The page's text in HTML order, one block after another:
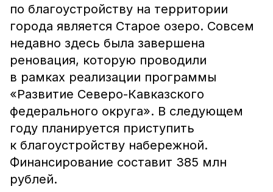
по благоустройству на территории
города является Старое озеро. Совсем
недавно здесь была завершена
реновация, которую проводили
в рамках реализации программы
«Развитие Северо-Кавказского
федерального округа». В следующем
году планируется приступить
к благоустройству набережной.
Финансирование составит 385 млн
рублей.